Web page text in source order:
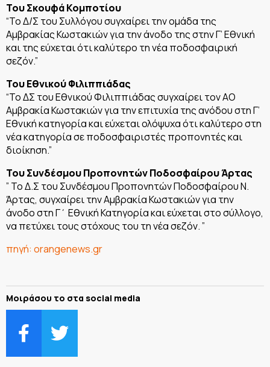
Του Σκουφά Κομποτίου
“Το Δ/Σ του Συλλόγου συγχαίρει την ομάδα της
Αμβρακίας Κωστακιών για την άνοδο της στην Γ’ Εθνική
και της εύχεται ότι καλύτερο τη νέα ποδοσφαιρική
σεζόν.”
Του Εθνικού Φιλιππιάδας
“Το ΔΣ του Εθνικού Φιλιππιάδας συγχαίρει τον ΑΟ
Αμβρακία Κωστακιών για την επιτυχία της ανόδου στη Γ’
Εθνική κατηγορία και εύχεται ολόψυχα ότι καλύτερο στη
νέα κατηγορία σε ποδοσφαιριστές προπονητές και
διοίκηση.”
Του Συνδέσμου Προπονητών Ποδοσφαίρου Άρτας
” Το Δ.Σ του Συνδέσμου Προπονητών Ποδοσφαίρου Ν.
Άρτας, συγχαίρει την Αμβρακία Κωστακιών για την
άνοδο στη Γ΄ Εθνική Κατηγορία και εύχεται στο σύλλογο,
να πετύχει τους στόχους του τη νέα σεζόν. ”
πηγή: orangenews.gr
Μοιράσου το στα social media